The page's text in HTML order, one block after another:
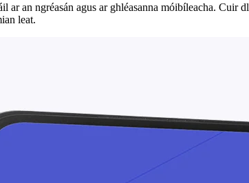
ar an ngréasán agus ar ghléasanna móibíleacha.
leat.